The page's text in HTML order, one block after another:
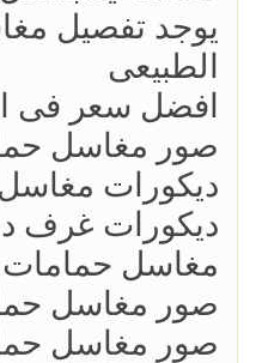
يوجد تفصيل
الطبيعى
افضل سعر فى
صور مغاسل
ديكورات
ديكورات غرف
مغاسل
صور مغاسل
صور مغاسل